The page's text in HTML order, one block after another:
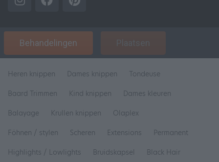
Behandelingen Plaatsen
Heren knippen Dames knippen
Tondeuse
Baard Trimmen
Kind knippen
Dames kleuren
Balayage
Krullen knippen
Olaplex
Föhnen / stylen
Scheren Extensions
Permanent
Highlights / Lowlights
Bruidskapsel Black Hair